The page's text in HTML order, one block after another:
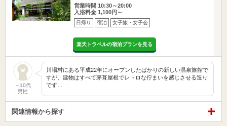
営業時間 10:30～20:00
入浴料金 1,100円～
日帰り 宿泊 女子旅・女子会
楽天トラベルの宿泊プランを見る
～10代
男性
川場村にある平成22年にオープンしたばかりの新しい温泉旅館で
すが、建物はすべて茅葺屋根でレトロな佇まいを感じさせる造り
です…
関連情報から探す